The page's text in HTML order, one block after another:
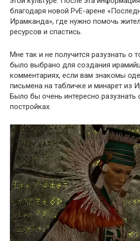
благодаря новой PvE-арене
Ирамканда», где нужно помочь
ресурсов и спастись.
Мне так и не получится разузнать о
было выбрано для создания
комментариях, если вам знакомы
письмена на табличке и минарет из
Было бы очень интересно разузнать
постройках.